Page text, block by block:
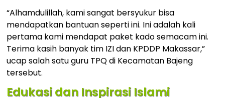
“Alhamdulillah, kami sangat bersyukur bisa
mendapatkan bantuan seperti ini. Ini adalah kali
pertama kami mendapat paket kado semacam ini.
Terima kasih banyak tim IZI dan KPDDP Makassar,”
ucap salah satu guru TPQ di Kecamatan Bajeng
tersebut.
Edukasi dan Inspirasi Islami